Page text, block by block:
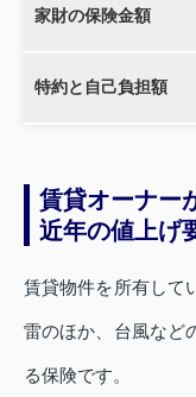
家財の保険金額
特約と自己負担額
賃貸オーナー
近年の値上げ
賃貸物件を所有して
雷のほか、台風など
る保険です。